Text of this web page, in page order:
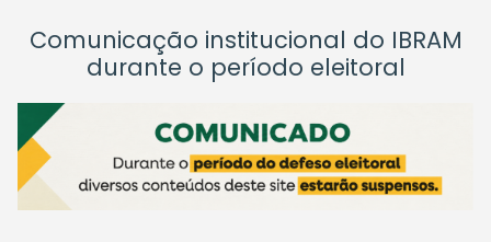
Comunicação institucional do IBRAM
durante o período eleitoral